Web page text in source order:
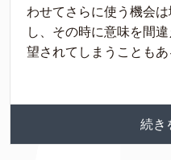
わせてさらに使う機会
し、その時に意味を間
望されてしまうことも
続き